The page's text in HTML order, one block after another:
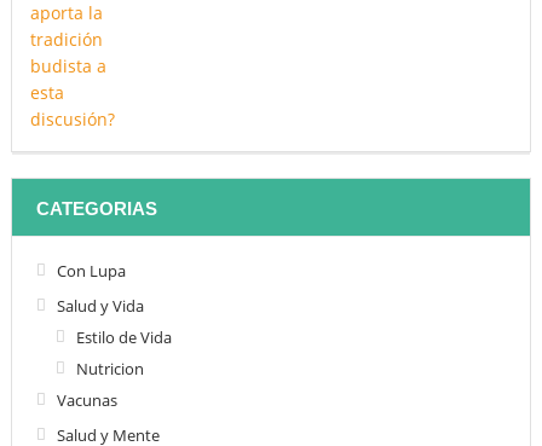
CATEGORIAS
Con Lupa
Salud y Vida
Estilo de Vida
Nutricion
Vacunas
Salud y Mente